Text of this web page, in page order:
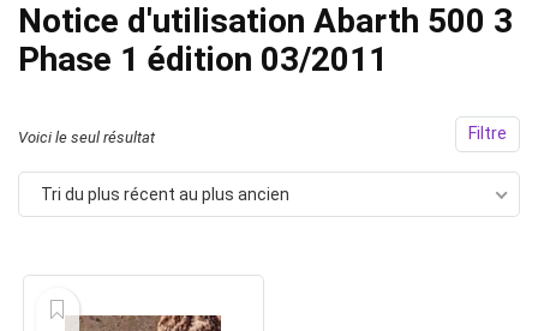
Notice d'utilisation Abarth 500 3
Phase 1 édition 03/2011
Filtre
Voici le seul résultat
Tri du plus récent au plus ancien